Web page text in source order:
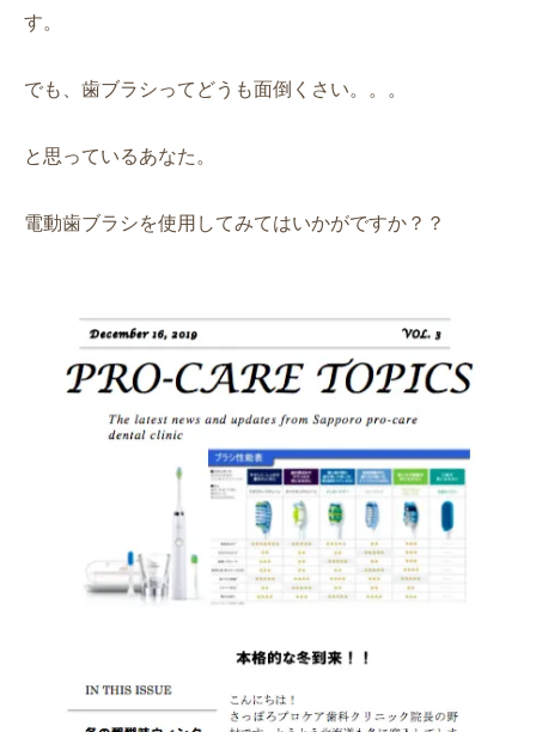
す。
でも、歯ブラシってどうも面倒くさい。。。
と思っているあなた。
電動歯ブラシを使用してみてはいかがですか？？